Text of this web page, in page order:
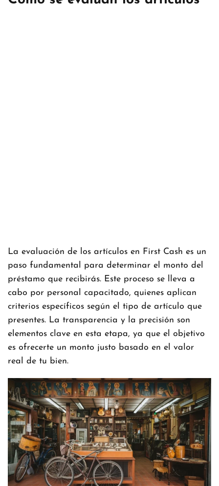
La evaluación de los artículos en First Cash es un
paso fundamental para determinar el monto del
préstamo que recibirás. Este proceso se lleva a
cabo por personal capacitado, quienes aplican
criterios específicos según el tipo de artículo que
presentes. La transparencia y la precisión son
elementos clave en esta etapa, ya que el objetivo
es ofrecerte un monto justo basado en el valor
real de tu bien.